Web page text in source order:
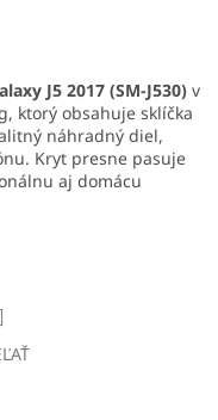
J5 2017 (SM-J530) v
ktorý obsahuje sklíčka
náhradný diel,
Kryt presne pasuje
aj domácu